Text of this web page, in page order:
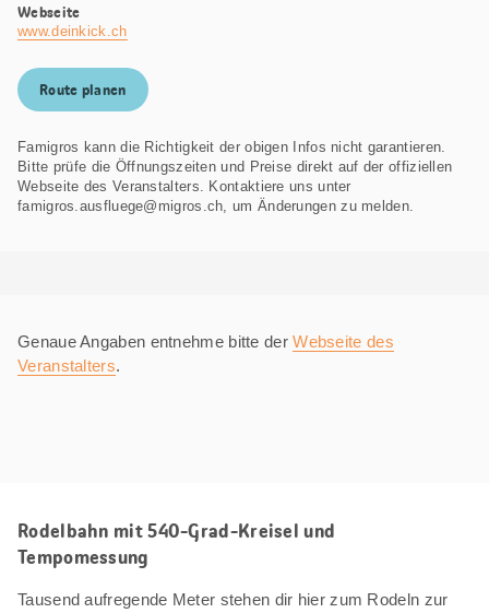
Webseite
www.deinkick.ch
Route planen
Famigros kann die Richtigkeit der obigen Infos nicht garantieren.
Bitte prüfe die Öffnungszeiten und Preise direkt auf der offiziellen
Webseite des Veranstalters. Kontaktiere uns unter
famigros.ausfluege@migros.ch, um Änderungen zu melden.
Genaue Angaben entnehme bitte derWebseite des
Veranstalters.
Rodelbahn mit 540-Grad-Kreisel und
Tempomessung
Tausend aufregende Meter stehen dir hier zum Rodeln zur